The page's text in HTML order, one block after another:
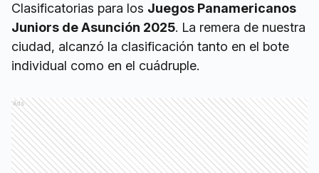
Clasificatorias para los Juegos Panamericanos
Juniors de Asunción 2025. La remera de nuestra
ciudad, alcanzó la clasificación tanto en el bote
individual como en el cuádruple.
Ads